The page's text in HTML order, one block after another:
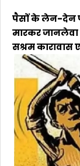
पैसों के लेन-देन
मारकर जानलेवा
सश्रम कारावास